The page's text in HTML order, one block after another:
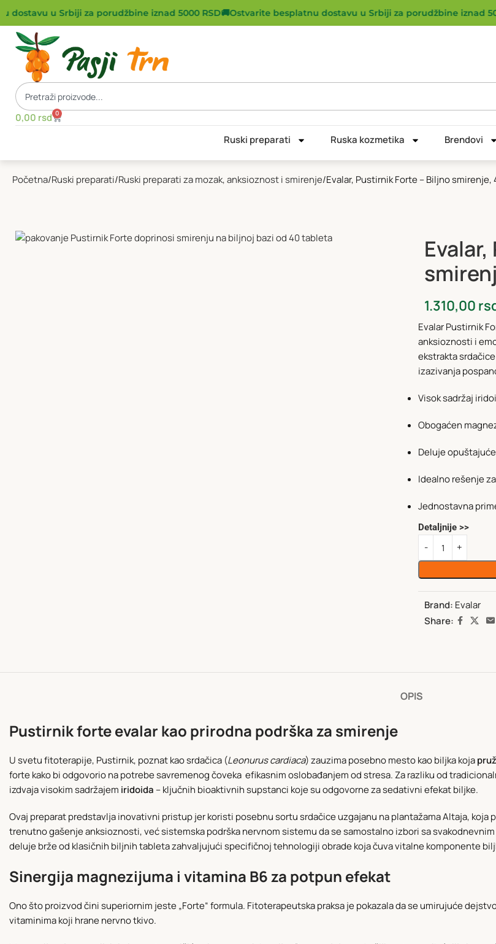
u Srbiji za porudžbine iznad 5000 RSD🚚Ostvarite besplatnu dostavu u Srbiji za porudžbine iznad
0,00 rsd 0
Ruski preparati Ruska kozmetika Brendovi
Početna Ruski preparati Ruski preparati za mozak, anksioznost i smirenje Evalar, Pustirnik Forte – Biljno
1.310,00
Evalar Pustirnik
anksioznosti i
ekstrakta
izazivanja
Visok sadržaj
Obogaćen
Deluje
Idealno rešenje
Jednostavna
Detaljnije >>
Brand: Evalar
Share:
OPIS
Pustirnik forte evalar kao prirodna podrška za smirenje
U svetu fitoterapije, Pustirnik, poznat kao srdačica (Leonurus cardiaca) zauzima posebno mesto kao biljka koja
forte kako bi odgovorio na potrebe savremenog čoveka efikasnim oslobađanjem od stresa. Za razliku od
izdvaja visokim sadržajem iridoida – ključnih bioaktivnih supstanci koje su odgovorne za sedativni efekat biljke.
Ovaj preparat predstavlja inovativni pristup jer koristi posebnu sortu srdačice uzgajanu na plantažama Altaja,
trenutno gašenje anksioznosti, već sistemska podrška nervnom sistemu da se samostalno izbori sa
deluje brže od klasičnih biljnih tableta zahvaljujući specifičnoj tehnologiji obrade koja čuva vitalne komponente
Sinergija magnezijuma i vitamina B6 za potpun efekat
Ono što proizvod čini superiornim jeste „Forte“ formula. Fitoterapeutska praksa je pokazala da se umirujuće
vitaminima koji hrane nervno tkivo.